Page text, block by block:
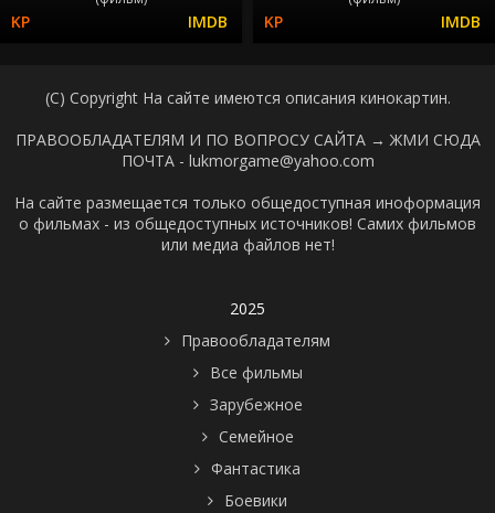
(C) Copyright На сайте имеются описания кинокартин.
ПРАВООБЛАДАТЕЛЯМ И ПО ВОПРОСУ САЙТА → ЖМИ СЮДА
ПОЧТА - lukmorgame@yahoo.com
На сайте размещается только общедоступная иноформация
о фильмах - из общедоступных источников! Самих фильмов
или медиа файлов нет!
2025
Правообладателям
Все фильмы
Зарубежное
Семейное
Фантастика
Боевики